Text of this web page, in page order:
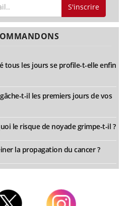
S'inscrire
tous les jours se profile-t-elle enfin
t-il les premiers jours de vos
le risque de noyade grimpe-t-il ?
la propagation du cancer ?